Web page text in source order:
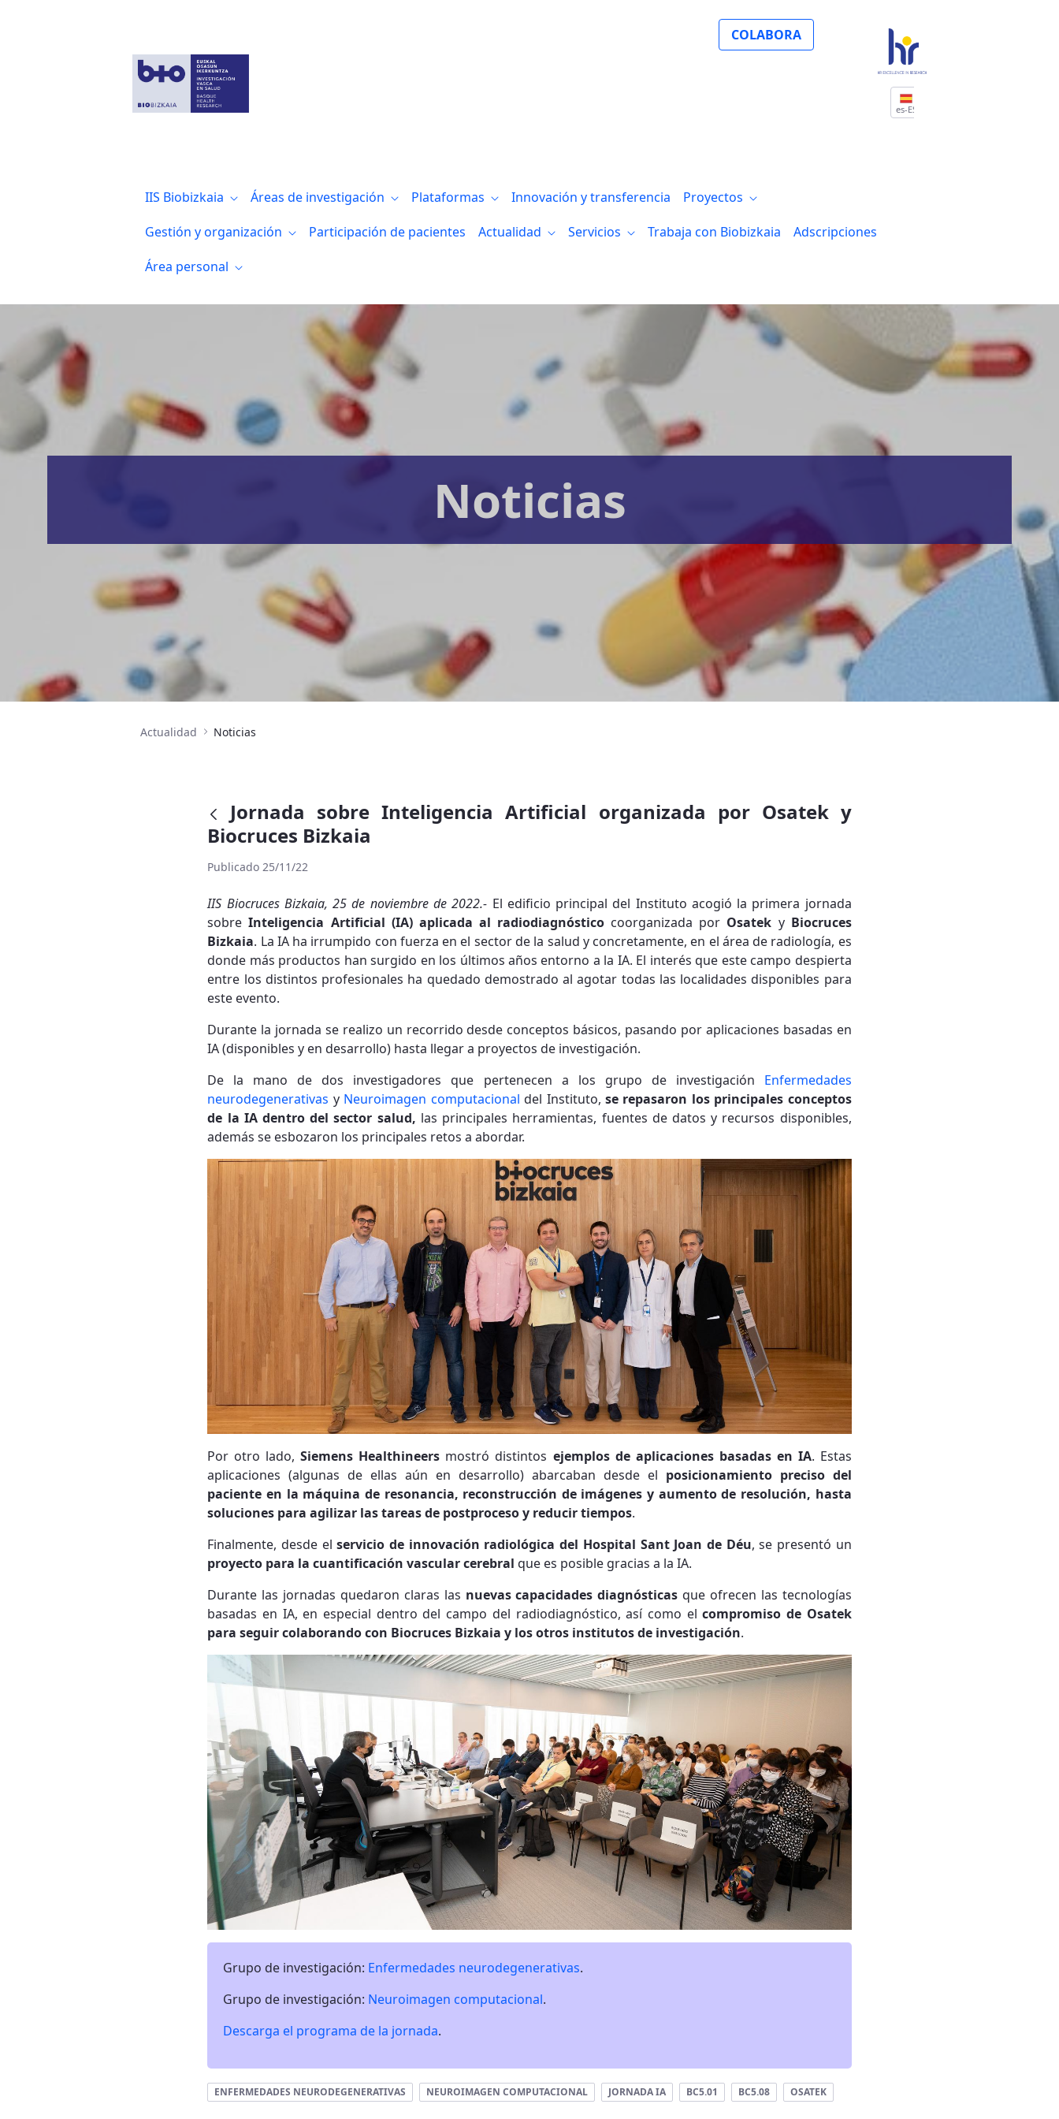
COLABORA
es-ES
IIS Biobizkaia Áreas de investigación Plataformas Innovación y transferencia
Proyectos
Gestión y organización
Participación de pacientes Actualidad Servicios Trabaja con Biobizkaia
Adscripciones
Área personal
Noticias
Actualidad Noticias
Jornada sobre Inteligencia Artificial organizada por Osatek y
Biocruces Bizkaia
Publicado 25/11/22
IIS Biocruces Bizkaia, 25 de noviembre de 2022.- El edificio principal del Instituto acogió la primera jornada
sobreInteligencia Artificial (IA) aplicada al radiodiagnóstico coorganizada por Osatek y Biocruces
Bizkaia. La IA ha irrumpido con fuerza en el sector de la salud y concretamente, en el área de radiología, es
donde más productos han surgido en los últimos años entorno a la IA. El interés que este campo despierta
entre los distintos profesionales ha quedado demostrado al agotar todas las localidades disponibles para
este evento.
Durante la jornada se realizo un recorrido desde conceptos básicos, pasando por aplicaciones basadas en
IA (disponibles y en desarrollo) hasta llegar a proyectos de investigación.
De la mano de dos investigadores que pertenecen a los grupo de investigación Enfermedades
neurodegenerativas y Neuroimagen computacional del Instituto, se repasaron los principales conceptos
de la IA dentro del sector salud, las principales herramientas, fuentes de datos y recursos disponibles,
además se esbozaron los principales retos a abordar.
Por otro lado,Siemens Healthineers mostró distintos ejemplos de aplicaciones basadas en IA. Estas
aplicaciones (algunas de ellas aún en desarrollo) abarcaban desde el posicionamiento preciso del
paciente en la máquina de resonancia, reconstrucción de imágenes y aumento de resolución, hasta
soluciones para agilizar las tareas de postproceso y reducir tiempos.
Finalmente, desde elservicio de innovación radiológica del Hospital Sant Joan de Déu, se presentó un
proyecto para la cuantificación vascular cerebral que es posible gracias a la IA.
Durante las jornadas quedaron claras las nuevas capacidades diagnósticas que ofrecen las tecnologías
basadas en IA, en especial dentro del campo del radiodiagnóstico, así como elcompromiso de Osatek
para seguir colaborando con Biocruces Bizkaia y los otros institutos de investigación.
Grupo de investigación: Enfermedades neurodegenerativas.
Grupo de investigación: Neuroimagen computacional.
Descarga el programa de la jornada.
ENFERMEDADES NEURODEGENERATIVAS NEUROIMAGEN COMPUTACIONAL JORNADA IA BC5.01 BC5.08 OSATEK